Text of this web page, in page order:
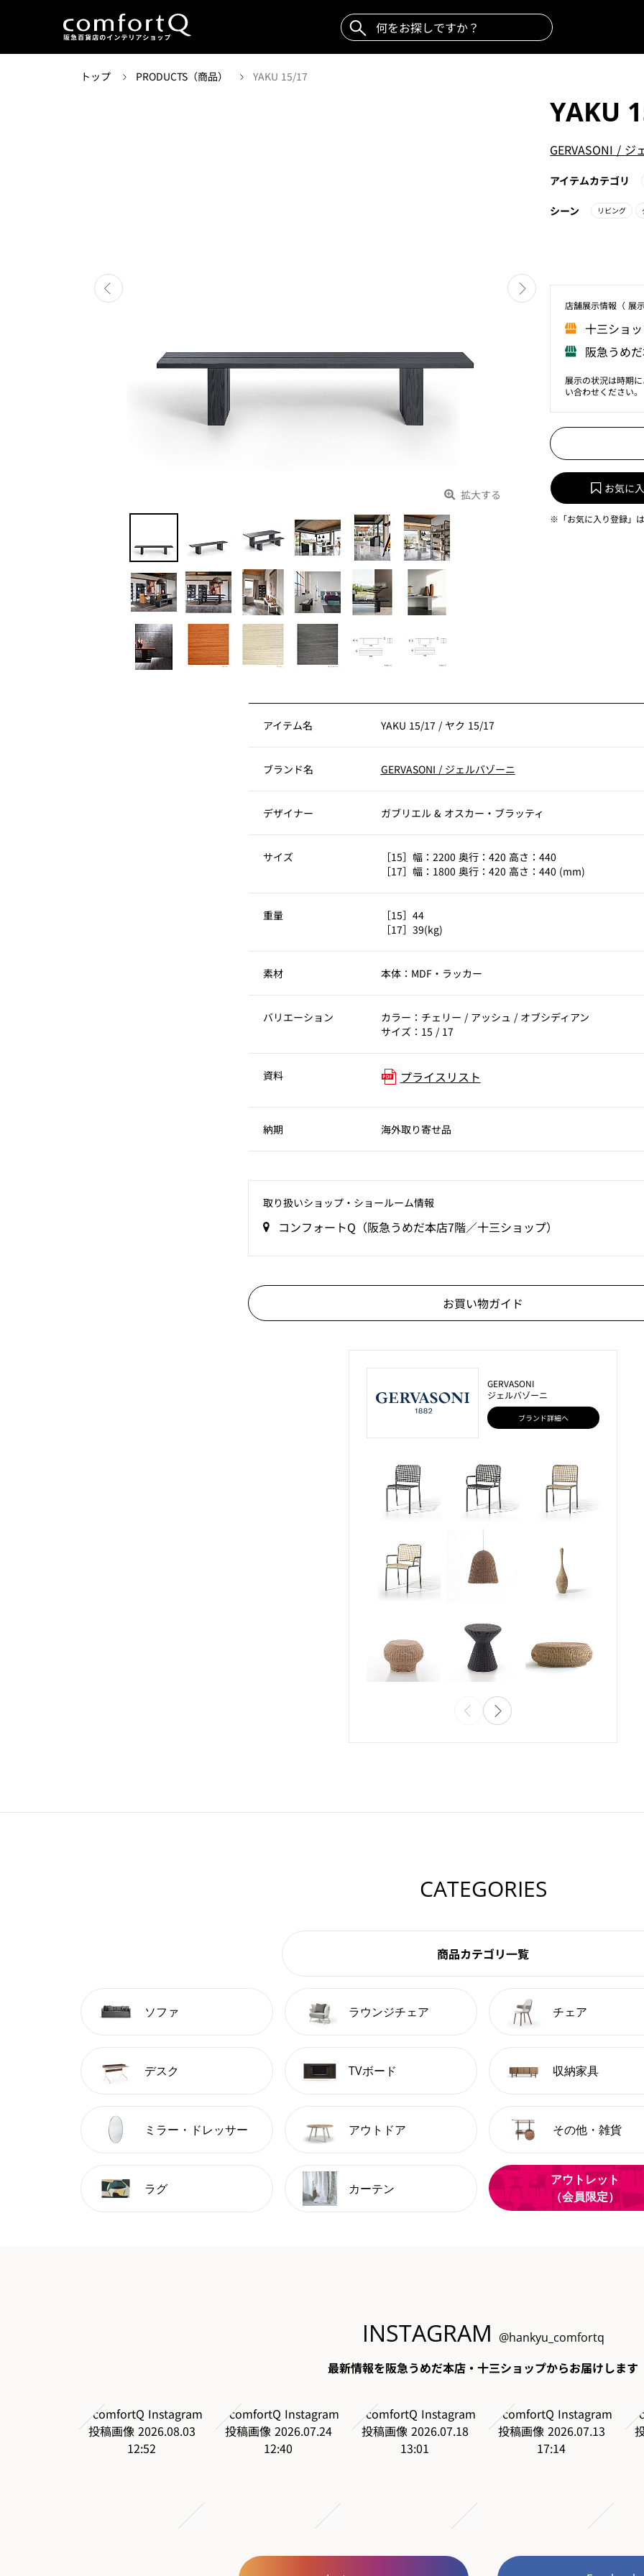
トップ PRODUCTS（商品） YAKU 15/17
拡大する
YAKU
GERVASONI / ジ
アイテムカテゴリ
シーン リビング
店舗展⽰情報（ 展
⼗三ショ
阪急うめ
展示の状況は時期
い合わせください。
お気に
※「お気に入り登録」
アイテム名 YAKU 15/17 / ヤク 15/17
ブランド名 GERVASONI / ジェルバゾーニ
デザイナー ガブリエル & オスカー・ブラッティ
サイズ
［15］幅：2200 奥行：420 高さ：440
［17］幅：1800 奥行：420 高さ：440 (mm)
重量
［15］44
［17］39(kg)
素材 本体：MDF・ラッカー
バリエーション
カラー：チェリー / アッシュ / オブシディアン
サイズ：15 / 17
資料 プライスリスト
納期 海外取り寄せ品
取り扱いショップ‧ショールーム情報
コンフォートQ（阪急うめだ本店7階／十三ショップ）
お買い物ガイド
GERVASONI
ジェルバゾーニ
ブランド詳細へ
CATEGORIES
商品カテゴリ一覧
ソファ ラウンジチェア チェア
デスク TVボード 収納家具
ミラー・ドレッサー アウトドア その他・雑貨
ラグ カーテン
アウトレット
（会員限定）
INSTAGRAM @hankyu_comfortq
最新情報を阪急うめだ本店・十三ショップからお届けします